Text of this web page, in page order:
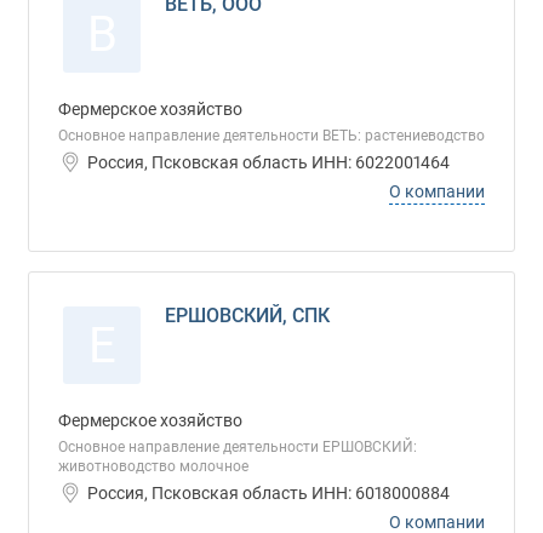
Фермерское хозяйство
Основное направление деятельности ВЕТЬ: растениеводство
Россия, Псковская область ИНН: 6022001464
О компании
ЕРШОВСКИЙ, СПК
Фермерское хозяйство
Основное направление деятельности ЕРШОВСКИЙ:
животноводство молочное
Россия, Псковская область ИНН: 6018000884
О компании